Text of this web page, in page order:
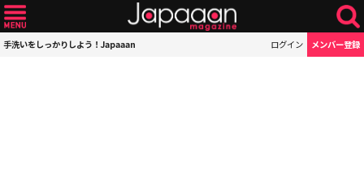
手洗いをしっかりしよう！Japaaan ログイン メンバー登録